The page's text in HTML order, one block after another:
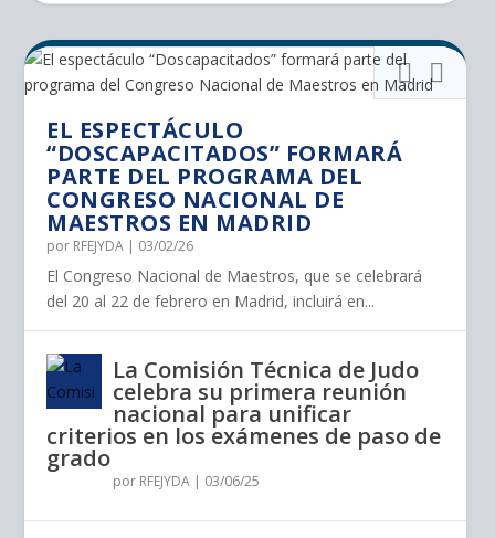
EL ESPECTÁCULO
“DOSCAPACITADOS” FORMARÁ
PARTE DEL PROGRAMA DEL
CONGRESO NACIONAL DE
MAESTROS EN MADRID
por RFEJYDA | 03/02/26
El Congreso Nacional de Maestros, que se celebrará
del 20 al 22 de febrero en Madrid, incluirá en...
La Comisión Técnica de Judo
celebra su primera reunión
nacional para unificar
criterios en los exámenes de paso de
grado
por RFEJYDA | 03/06/25